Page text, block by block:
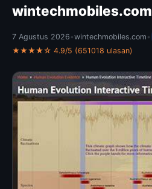
wintechmobiles.com
7 Agustus 2026 •wintechmobiles.com •
★★★★☆ 4.9/5 (651018 ulasan)